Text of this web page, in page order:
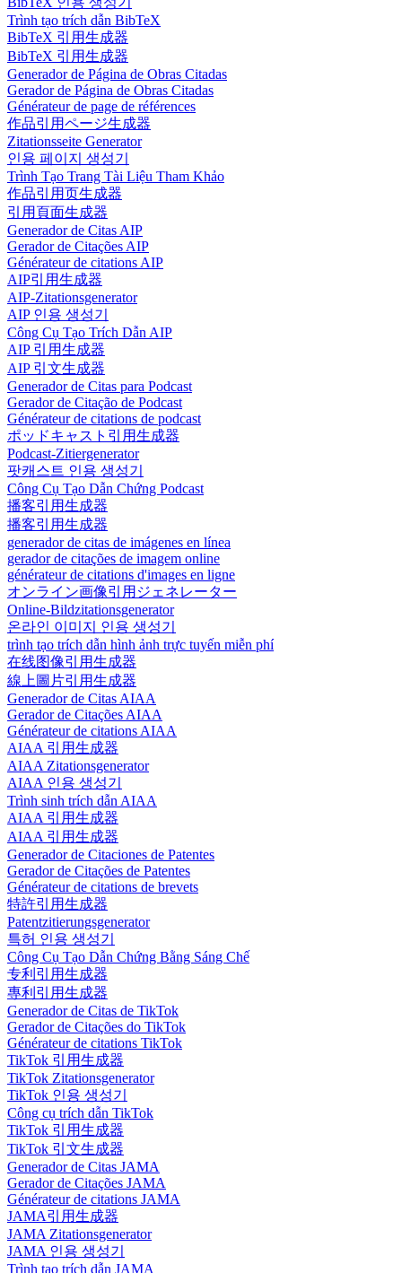
Trình tạo trích dẫn BibTeX
BibTeX 引用生成器
BibTeX 引用生成器
Generador de Página de Obras Citadas
Gerador de Página de Obras Citadas
Générateur de page de références
作品引用ページ生成器
Zitationsseite Generator
인용 페이지 생성기
Trình Tạo Trang Tài Liệu Tham Khảo
作品引用页生成器
引用頁面生成器
Generador de Citas AIP
Gerador de Citações AIP
Générateur de citations AIP
AIP引用生成器
AIP-Zitationsgenerator
AIP 인용 생성기
Công Cụ Tạo Trích Dẫn AIP
AIP 引用生成器
AIP 引文生成器
Generador de Citas para Podcast
Gerador de Citação de Podcast
Générateur de citations de podcast
ポッドキャスト引用生成器
Podcast-Zitiergenerator
팟캐스트 인용 생성기
Công Cụ Tạo Dẫn Chứng Podcast
播客引用生成器
播客引用生成器
generador de citas de imágenes en línea
gerador de citações de imagem online
générateur de citations d'images en ligne
オンライン画像引用ジェネレーター
Online-Bildzitationsgenerator
온라인 이미지 인용 생성기
trình tạo trích dẫn hình ảnh trực tuyến miễn phí
在线图像引用生成器
線上圖片引用生成器
Generador de Citas AIAA
Gerador de Citações AIAA
Générateur de citations AIAA
AIAA 引用生成器
AIAA Zitationsgenerator
AIAA 인용 생성기
Trình sinh trích dẫn AIAA
AIAA 引用生成器
AIAA 引用生成器
Generador de Citaciones de Patentes
Gerador de Citações de Patentes
Générateur de citations de brevets
特許引用生成器
Patentzitierungsgenerator
특허 인용 생성기
Công Cụ Tạo Dẫn Chứng Bằng Sáng Chế
专利引用生成器
專利引用生成器
Generador de Citas de TikTok
Gerador de Citações do TikTok
Générateur de citations TikTok
TikTok 引用生成器
TikTok Zitationsgenerator
TikTok 인용 생성기
Công cụ trích dẫn TikTok
TikTok 引用生成器
TikTok 引文生成器
Generador de Citas JAMA
Gerador de Citações JAMA
Générateur de citations JAMA
JAMA引用生成器
JAMA Zitationsgenerator
JAMA 인용 생성기
Trình tạo trích dẫn JAMA